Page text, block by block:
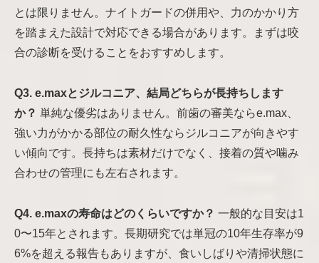
とは限りません。ナイトガードの併用や、力のかかり方
を踏まえた設計で対応できる場合があります。まずは咬
合の診断を受けることをおすすめします。
Q3. e.maxとジルコニア、結局どちらが長持ちします
か？ 単純な優劣はありません。前歯の審美ならe.max、
強い力がかかる部位の耐久性ならジルコニアが向きやす
い傾向です。長持ちは素材だけでなく、接着の質や噛み
合わせの管理にも左右されます。
Q4. e.maxの寿命はどのくらいですか？ 一般的な目安は1
0〜15年とされます。長期研究では単冠の10年生存率が9
6%を超える報告もありますが、食いしばりや清掃状態に